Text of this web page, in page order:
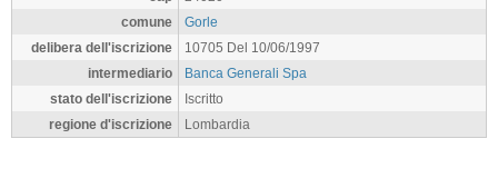
comune
Gorle
delibera dell'iscrizione
10705 Del 10/06/1997
intermediario
Banca Generali Spa
stato dell'iscrizione
Iscritto
regione d'iscrizione
Lombardia